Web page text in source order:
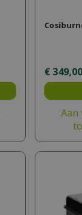
€ 349,00
Aan